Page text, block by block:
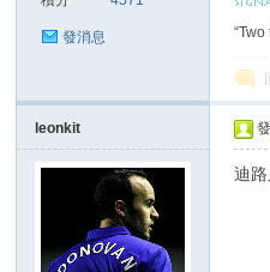
發消息
leonkit
迪